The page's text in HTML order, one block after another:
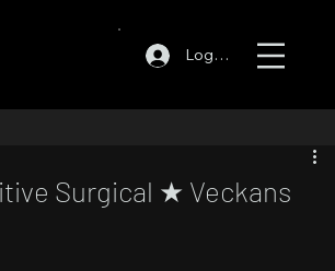
Logga in
Surgical ★ Veckans
av 5 stjärnor.